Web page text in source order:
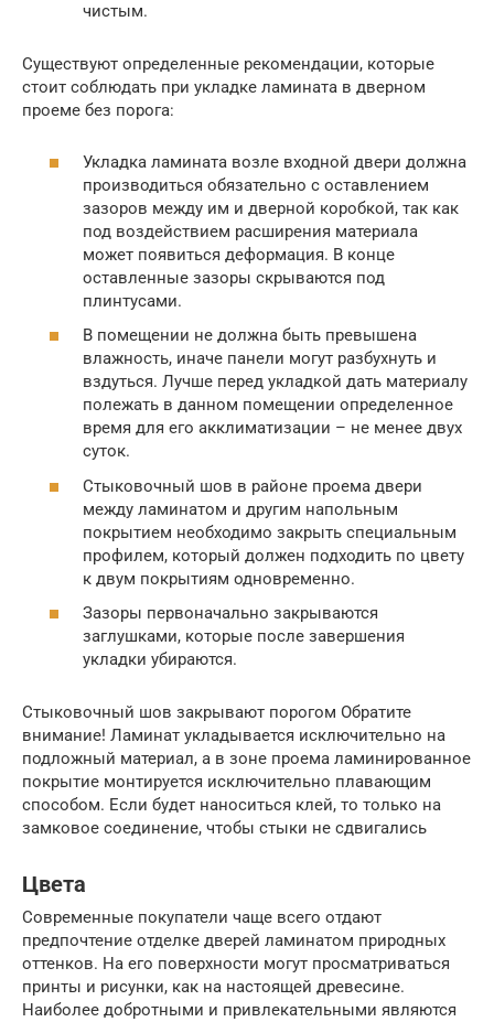
чистым.
Существуют определенные рекомендации, которые
стоит соблюдать при укладке ламината в дверном
проеме без порога:
Укладка ламината возле входной двери должна
производиться обязательно с оставлением
зазоров между им и дверной коробкой, так как
под воздействием расширения материала
может появиться деформация. В конце
оставленные зазоры скрываются под
плинтусами.
В помещении не должна быть превышена
влажность, иначе панели могут разбухнуть и
вздуться. Лучше перед укладкой дать материалу
полежать в данном помещении определенное
время для его акклиматизации – не менее двух
суток.
Стыковочный шов в районе проема двери
между ламинатом и другим напольным
покрытием необходимо закрыть специальным
профилем, который должен подходить по цвету
к двум покрытиям одновременно.
Зазоры первоначально закрываются
заглушками, которые после завершения
укладки убираются.
Стыковочный шов закрывают порогом Обратите
внимание! Ламинат укладывается исключительно на
подложный материал, а в зоне проема ламинированное
покрытие монтируется исключительно плавающим
способом. Если будет наноситься клей, то только на
замковое соединение, чтобы стыки не сдвигались
Цвета
Современные покупатели чаще всего отдают
предпочтение отделке дверей ламинатом природных
оттенков. На его поверхности могут просматриваться
принты и рисунки, как на настоящей древесине.
Наиболее добротными и привлекательными являются